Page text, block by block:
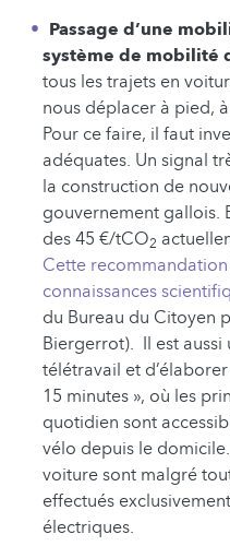
Passage d’une
système de mobilité
tous les trajets en
nous déplacer à pied,
Pour ce faire, il faut
adéquates. Un signal
la construction de
gouvernement gallois.
des 45 €/tCO2
Cette
connaissances
du Bureau du Citoyen
Biergerrot). Il est aussi
télétravail et
15 minutes », où les
quotidien sont
vélo depuis le
voiture sont malgré
effectués
électriques.